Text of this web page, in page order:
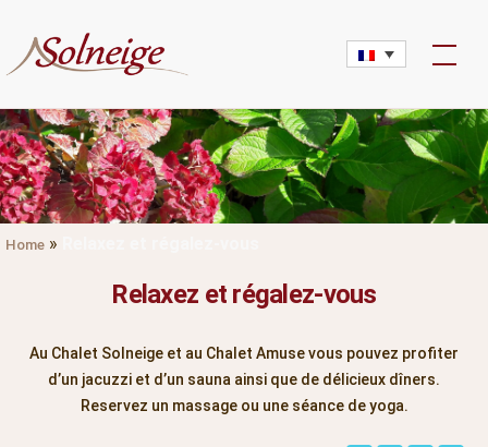
content
Home »
Relaxez et régalez-vous
Au Chalet Solneige et au Chalet Amuse vous pouvez profiter
d’un jacuzzi et d’un sauna ainsi que de délicieux dîners.
Reservez un massage ou une séance de yoga.